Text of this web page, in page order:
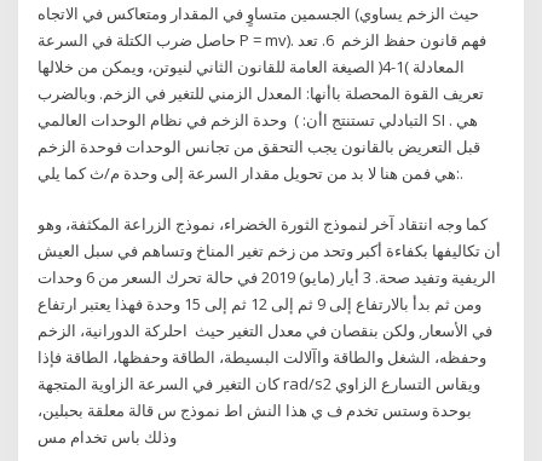
الجسمين متساوٍ في المقدار ومتعاكس في الاتجاه (حيث الزخم يساوي
حاصل ضرب الكتلة في السرعة P = mv). فهم قانون حفظ الزخم 6. تعد
المعادلة )1-4( الصيغة العامة للقانون الثاني لنيوتن، ويمكن من خلالها
تعريف القوة المحصلة باأنها: المعدل الزمني للتغير في الزخم. وبالضرب
التبادلي تستنتج اأن: ) وحدة الزخم في نظام الوحدات العالمي SI هي .
قبل التعريض بالقانون يجب التحقق من تجانس الوحدات فوحدة الزخم
هي فمن هنا لا بد من تحويل مقدار السرعة إلى وحدة م/ث كما يلي:.
كما وجه انتقاد آخر لنموذج الثورة الخضراء، نموذج الزراعة المكثفة، وهو
أن تكاليفها بكفاءة أكبر وتحد من زخم تغير المناخ وتساهم في سبل العيش
الريفية وتفيد صحة. 3 أيار (مايو) 2019 في حالة تحرك السعر من 6 وحدات
ومن ثم بدأ بالارتفاع إلى 9 ثم إلى 12 ثم إلى 15 وحدة فهذا يعتبر ارتفاع
في الأسعار, ولكن بنقصان في معدل التغير حيث احلركة الدورانية، الزخم
وحفظه، الشغل والطاقة واآلالت البسيطة، الطاقة وحفظها، الطاقة فإذا
كان التغير في السرعة الزاوية المتجهة rad/s2 ويقاس التسارع الزاوي
بوحدة وستس تخدم ف ي هذا النش اط نموذج س قالة معلقة بحبلين،
وذلك باس تخدام مس